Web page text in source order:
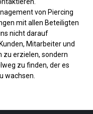
von Piercing
mit allen Beteiligten
nicht darauf
Mitarbeiter und
zu erzielen, sondern
zu finden, der es
wachsen.